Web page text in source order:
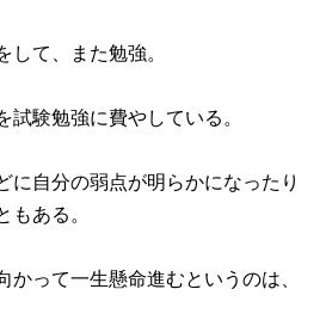
して、また勉強。
試験勉強に費やしている。
に自分の弱点が明らかになったり
もある。
かって一生懸命進むというのは、